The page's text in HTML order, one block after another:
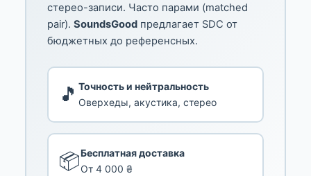
стерео-записи. Часто парами (matched
pair). SoundsGood предлагает SDC от
бюджетных до референсных.
🎵 Точность и нейтральность
Оверхеды, акустика, стерео
📦Бесплатная доставка
От 4 000 ₴